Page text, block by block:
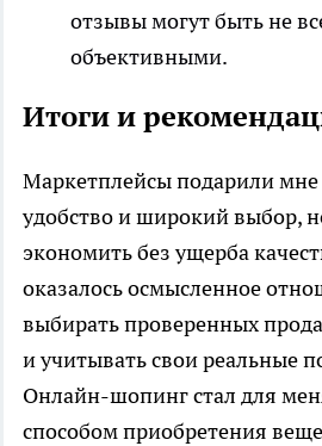
отзывы могут быть не
объективными.
Итоги и
Маркетплейсы подарили мне
удобство и широкий выбор,
экономить без ущерба
оказалось осмысленное
выбирать проверенных
и учитывать свои реальные
Онлайн-шопинг стал для
способом приобретения